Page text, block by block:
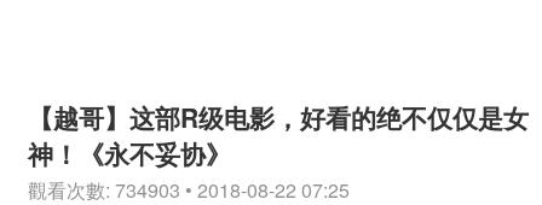
【越哥】这部R级电影，好看的绝不仅仅是女
神！《永不妥协》
觀看次數: 734903 • 2018-08-22 07:25